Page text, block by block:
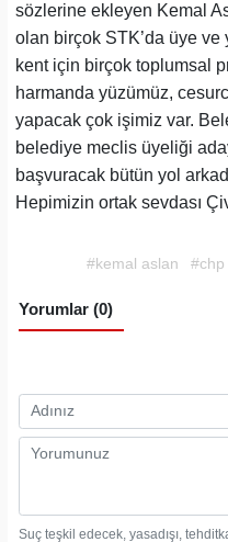
sözlerine ekleyen Kemal
olan birçok STK’da üye ve
kent için birçok toplumsal
harmanda yüzümüz,
yapacak çok işimiz var.
belediye meclis üyeliği
başvuracak bütün yol
Hepimizin ortak sevdası
#kemal aslan #chp
Yorumlar (0)
Suç teşkil edecek, yasadışı,